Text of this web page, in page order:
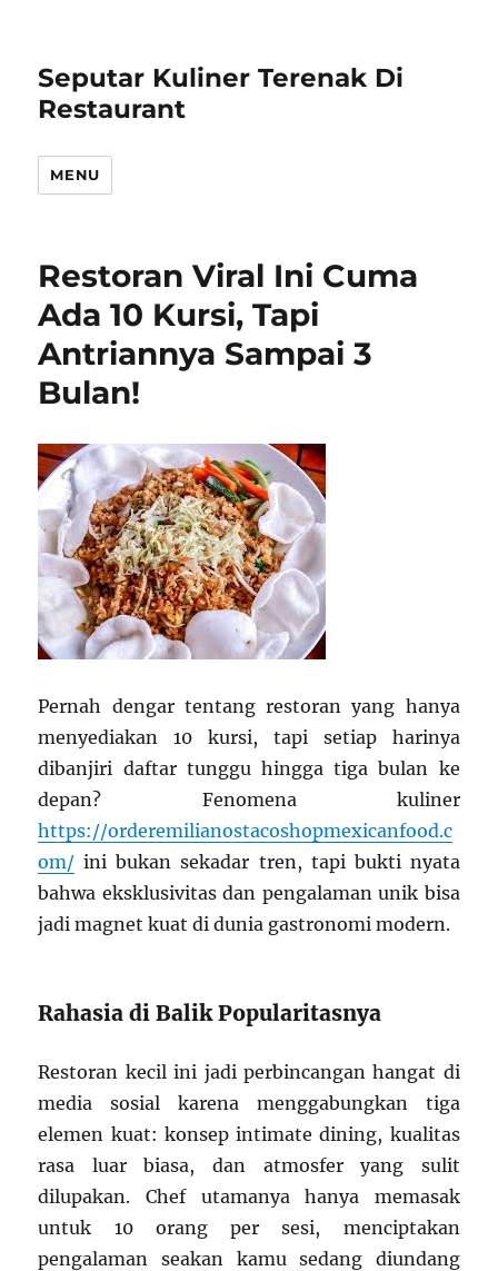
Seputar Kuliner Terenak Di
Restaurant
MENU
Restoran Viral Ini Cuma
Ada 10 Kursi, Tapi
Antriannya Sampai 3
Bulan!
Pernah dengar tentang restoran yang hanya
menyediakan 10 kursi, tapi setiap harinya
dibanjiri daftar tunggu hingga tiga bulan ke
depan? Fenomena kuliner
https://orderemilianostacoshopmexicanfood.c
om/ ini bukan sekadar tren, tapi bukti nyata
bahwa eksklusivitas dan pengalaman unik bisa
jadi magnet kuat di dunia gastronomi modern.
Rahasia di Balik Popularitasnya
Restoran kecil ini jadi perbincangan hangat di
media sosial karena menggabungkan tiga
elemen kuat: konsep intimate dining, kualitas
rasa luar biasa, dan atmosfer yang sulit
dilupakan. Chef utamanya hanya memasak
untuk 10 orang per sesi, menciptakan
pengalaman seakan kamu sedang diundang